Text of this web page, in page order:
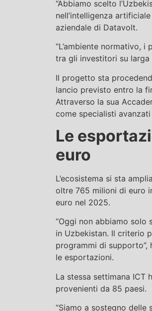
“Abbiamo scelto
nell’intelligenza
aziendale di Datavolt.
“L’ambiente normativo,
tra gli investitori su larga
Il progetto sta
lancio previsto entro la
Attraverso la sua
come specialisti
Le
euro
L’ecosistema si sta
oltre 765 milioni di euro
euro nel 2025.
“Oggi non abbiamo
in Uzbekistan. Il criterio
programmi di
le esportazioni.
La stessa settimana
provenienti da 85 paesi.
“Siamo a sostegno delle